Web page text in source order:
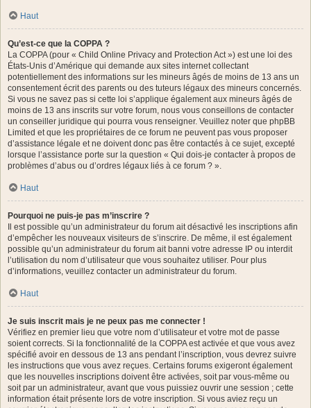
Haut
Qu’est-ce que la COPPA ?
La COPPA (pour « Child Online Privacy and Protection Act ») est une loi des
États-Unis d’Amérique qui demande aux sites internet collectant
potentiellement des informations sur les mineurs âgés de moins de 13 ans un
consentement écrit des parents ou des tuteurs légaux des mineurs concernés.
Si vous ne savez pas si cette loi s’applique également aux mineurs âgés de
moins de 13 ans inscrits sur votre forum, nous vous conseillons de contacter
un conseiller juridique qui pourra vous renseigner. Veuillez noter que phpBB
Limited et que les propriétaires de ce forum ne peuvent pas vous proposer
d’assistance légale et ne doivent donc pas être contactés à ce sujet, excepté
lorsque l’assistance porte sur la question « Qui dois-je contacter à propos de
problèmes d’abus ou d’ordres légaux liés à ce forum ? ».
Haut
Pourquoi ne puis-je pas m’inscrire ?
Il est possible qu’un administrateur du forum ait désactivé les inscriptions afin
d’empêcher les nouveaux visiteurs de s’inscrire. De même, il est également
possible qu’un administrateur du forum ait banni votre adresse IP ou interdit
l’utilisation du nom d’utilisateur que vous souhaitez utiliser. Pour plus
d’informations, veuillez contacter un administrateur du forum.
Haut
Je suis inscrit mais je ne peux pas me connecter !
Vérifiez en premier lieu que votre nom d’utilisateur et votre mot de passe
soient corrects. Si la fonctionnalité de la COPPA est activée et que vous avez
spécifié avoir en dessous de 13 ans pendant l’inscription, vous devrez suivre
les instructions que vous avez reçues. Certains forums exigeront également
que les nouvelles inscriptions doivent être activées, soit par vous-même ou
soit par un administrateur, avant que vous puissiez ouvrir une session ; cette
information était présente lors de votre inscription. Si vous aviez reçu un